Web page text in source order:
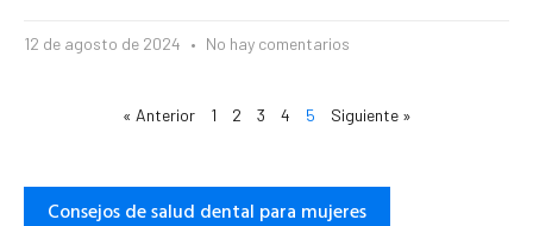
12 de agosto de 2024 No hay comentarios
« Anterior 1 2 3 4 5 Siguiente »
Consejos de salud dental para mujeres